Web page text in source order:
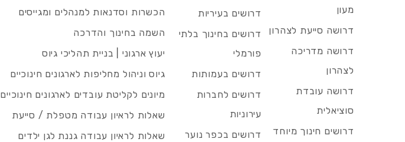
מעון
דרושה סייעת לצהרון
דרושה מדריכה
לצהרון
דרושה עובדת
סוציאלית
דרושים חינוך מיוחד
דרושים בעיריות
דרושים בחינוך בלתי
פורמלי
דרושים בעמותות
דרושים לחברות
עירוניות
דרושים בכפר נוער
הכשרות וסדנאות למנהלים ומגייסים
השמה בחינוך והדרכה
יעוץ ארגוני | בניית תהליכי גיוס
גיוס וניהול מחליפות לארגונים חינוכיים
מיונים לקליטת עובדים לארגונים חינוכיים
שאלות לראיון עבודה מטפלת / סייעת
שאלות לראיון עבודה גננת לגן ילדים